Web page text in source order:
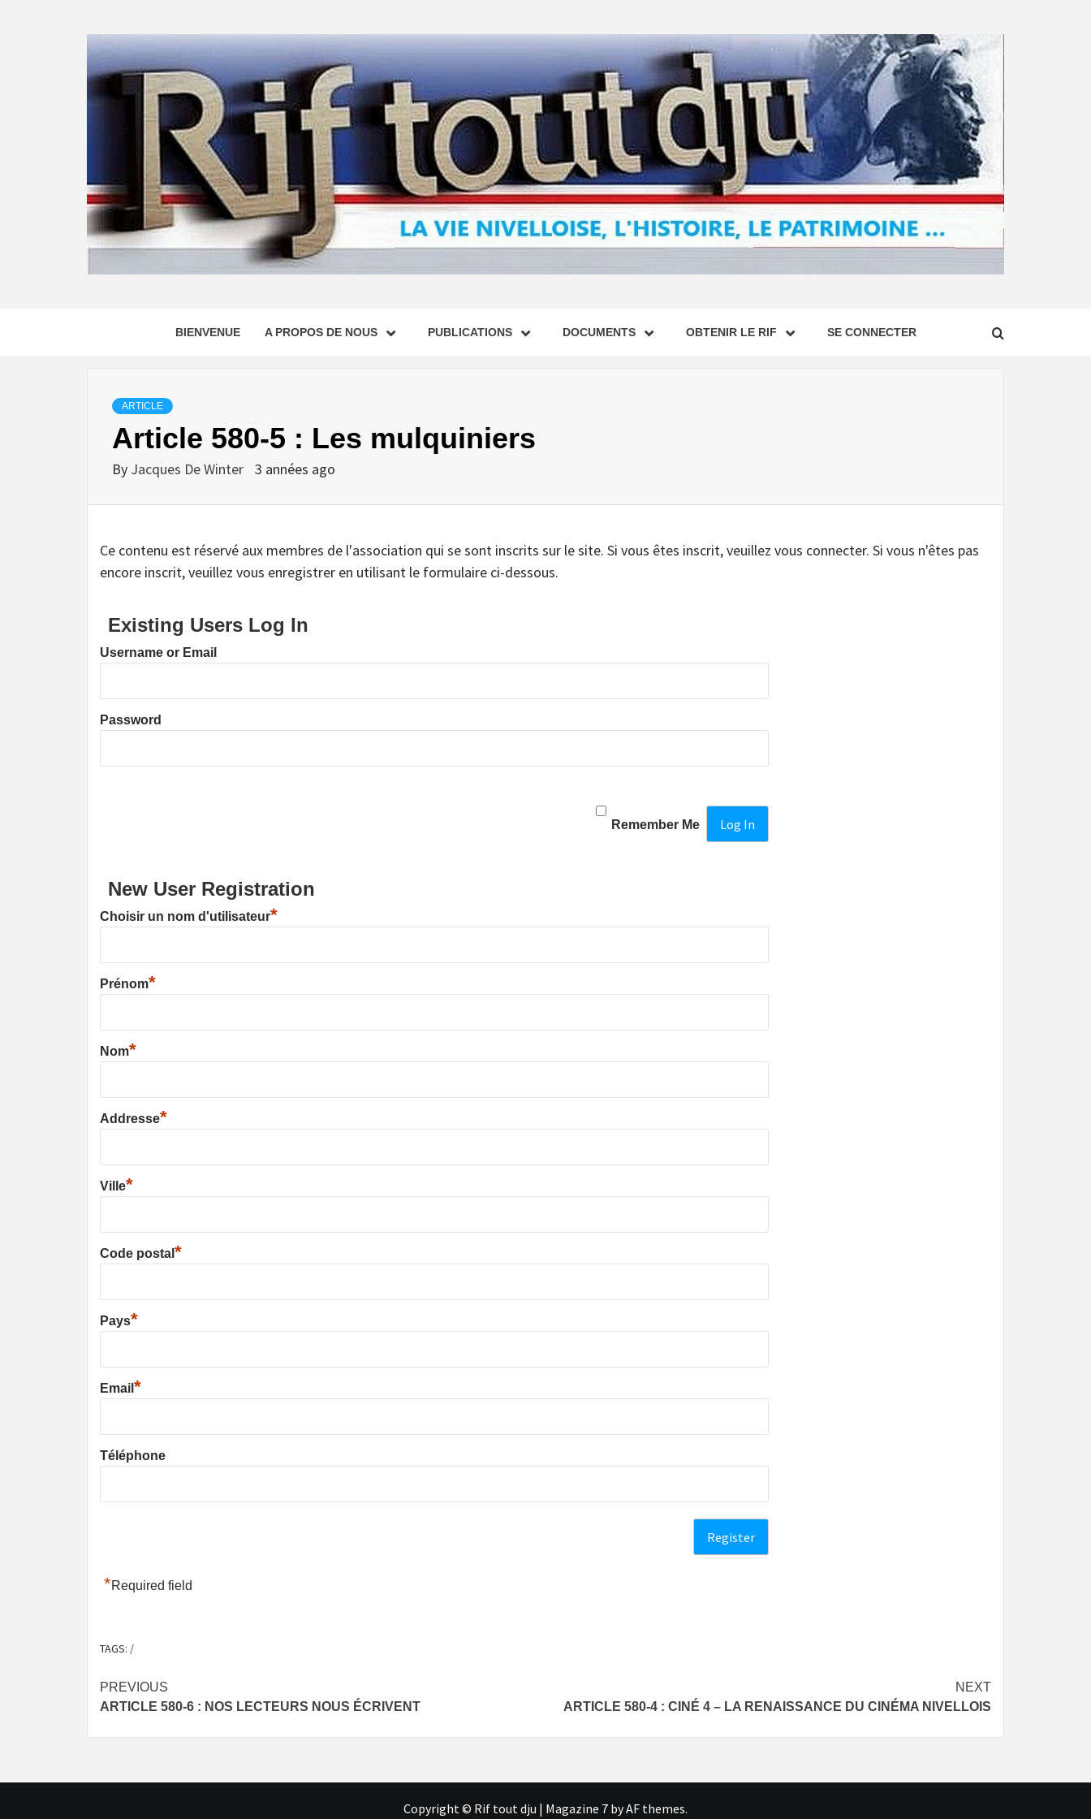
BIENVENUE A PROPOS DE NOUS PUBLICATIONS DOCUMENTS OBTENIR LE RIF SE CONNECTER
ARTICLE
Article 580-5 : Les mulquiniers
By Jacques De Winter 3 années ago
Ce contenu est réservé aux membres de l'association qui se sont inscrits sur le site. Si vous êtes inscrit, veuillez vous connecter. Si vous n'êtes pas
encore inscrit, veuillez vous enregistrer en utilisant le formulaire ci-dessous.
Existing Users Log In
Username or Email
Password
Remember Me
New User Registration
Choisir un nom d'utilisateur*
Prénom*
Nom*
Addresse*
Ville*
Code postal *
Pays*
Email *
Téléphone
*Required field
TAGS: /
Post
navigation
PREVIOUS
ARTICLE 580-6 : NOS LECTEURS NOUS ÉCRIVENT
NEXT
ARTICLE 580-4 : CINÉ 4 – LA RENAISSANCE DU CINÉMA NIVELLOIS
Copyright © Rif tout dju | Magazine 7 by AF themes.